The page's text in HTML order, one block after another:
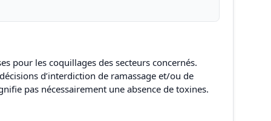
pour les coquillages des secteurs concernés.
d’interdiction de ramassage et/ou de
pas nécessairement une absence de toxines.